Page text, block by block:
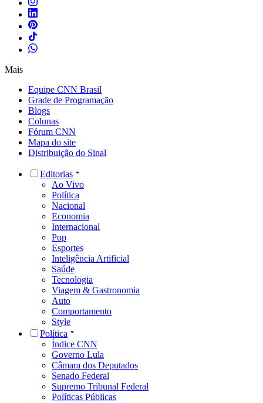
Mais
Equipe CNN Brasil
Grade de Programação
Blogs
Colunas
Fórum CNN
Mapa do site
Distribuição do Sinal
Editorias
Ao Vivo
Política
Nacional
Economia
Internacional
Pop
Esportes
Inteligência Artificial
Saúde
Tecnologia
Viagem & Gastronomia
Auto
Comportamento
Style
Política
Índice CNN
Governo Lula
Câmara dos Deputados
Senado Federal
Supremo Tribunal Federal
Políticas Públicas